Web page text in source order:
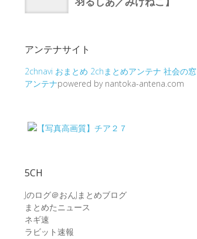
アンテナサイト
2chnavi おまとめ 2chまとめアンテナ 社会の窓
アンテナpowered by nantoka-antena.com
5CH
Jのログ＠おんJまとめブログ
まとめたニュース
ネギ速
ラビット速報